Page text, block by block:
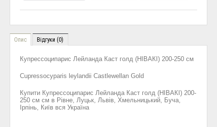
Опис Відгуки (0)
Купресcоципарис Лейланда Каст голд (НІВАКІ) 200-250 см
Cupressocyparis leylandii Castlewellan Gold
Купити Купресcоципарис Лейланда Каст голд (НІВАКІ) 200-
250 см см в Рівне, Луцьк, Львів, Хмельницький, Буча,
Ірпінь, Київ вся Україна